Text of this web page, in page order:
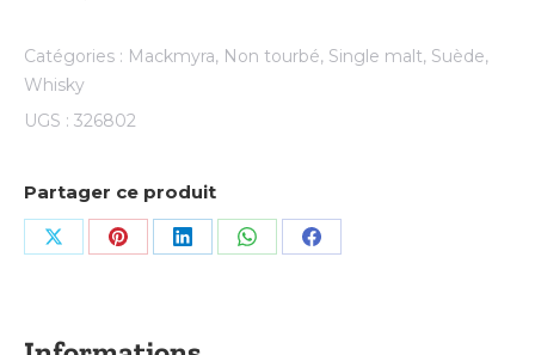
Catégories : Mackmyra, Non tourbé, Single malt, Suède,
Whisky
UGS : 326802
Partager ce produit
Share Share Share Share Share